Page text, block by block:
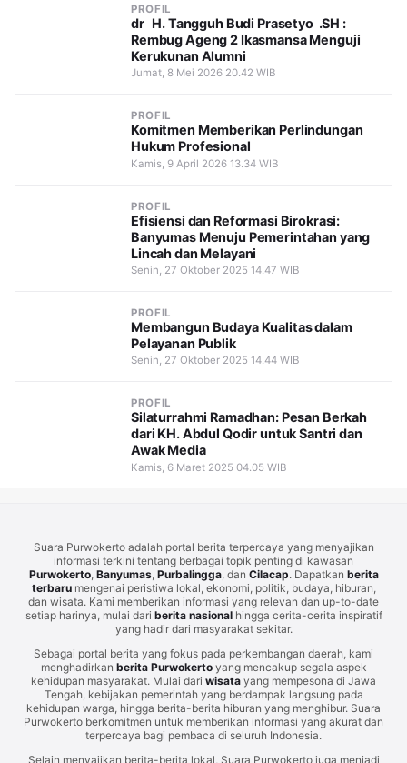
PROFIL
dr H. Tangguh Budi Prasetyo .SH :
Rembug Ageng 2 Ikasmansa Menguji
Kerukunan Alumni
Jumat, 8 Mei 2026 20.42 WIB
PROFIL
Komitmen Memberikan Perlindungan
Hukum Profesional
Kamis, 9 April 2026 13.34 WIB
PROFIL
Efisiensi dan Reformasi Birokrasi:
Banyumas Menuju Pemerintahan yang
Lincah dan Melayani
Senin, 27 Oktober 2025 14.47 WIB
PROFIL
Membangun Budaya Kualitas dalam
Pelayanan Publik
Senin, 27 Oktober 2025 14.44 WIB
PROFIL
Silaturrahmi Ramadhan: Pesan Berkah
dari KH. Abdul Qodir untuk Santri dan
Awak Media
Kamis, 6 Maret 2025 04.05 WIB
Suara Purwokerto adalah portal berita terpercaya yang menyajikan
informasi terkini tentang berbagai topik penting di kawasan
Purwokerto, Banyumas, Purbalingga, dan Cilacap. Dapatkan berita
terbarumengenai peristiwa lokal, ekonomi, politik, budaya, hiburan,
dan wisata. Kami memberikan informasi yang relevan dan up-to-date
setiap harinya, mulai dari berita nasionalhingga cerita-cerita inspiratif
yang hadir dari masyarakat sekitar.
Sebagai portal berita yang fokus pada perkembangan daerah, kami
menghadirkan berita Purwokertoyang mencakup segala aspek
kehidupan masyarakat. Mulai dari wisata yang mempesona di Jawa
Tengah, kebijakan pemerintah yang berdampak langsung pada
kehidupan warga, hingga berita-berita hiburan yang menghibur. Suara
Purwokerto berkomitmen untuk memberikan informasi yang akurat dan
terpercaya bagi pembaca di seluruh Indonesia.
Selain menyajikan berita-berita lokal, Suara Purwokerto juga menjadi